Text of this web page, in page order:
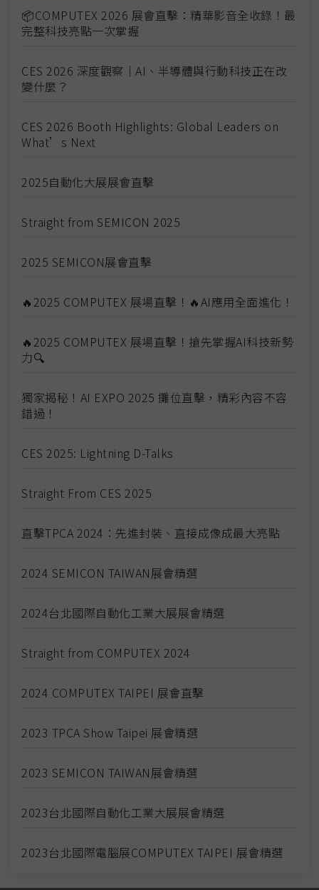
📦COMPUTEX 2026 展會直擊：精華影音全收錄！最
完整科技亮點一次掌握
CES 2026 深度觀察｜AI、半導體與行動科技正在改
變什麼？
CES 2026 Booth Highlights: Global Leaders on
What’s Next
2025自動化大展展會直擊
Straight from SEMICON 2025
2025 SEMICON展會直擊
🔥2025 COMPUTEX 展場直擊！🔥AI應用全面進化！
🔥2025 COMPUTEX 展場直擊！搶先掌握AI科技新勢
力🔍
獨家揭秘！AI EXPO 2025 攤位直擊，精彩內容不容
錯過！
CES 2025: Lightning D-Talks
Straight From CES 2025
直擊TPCA 2024：先進封裝、直接成像成最大亮點
2024 SEMICON TAIWAN展會精選
2024台北國際自動化工業大展展會精選
Straight from COMPUTEX 2024
2024 COMPUTEX TAIPEI 展會直擊
2023 TPCA Show Taipei 展會精選
2023 SEMICON TAIWAN展會精選
2023台北國際自動化工業大展展會精選
2023台北國際電腦展COMPUTEX TAIPEI 展會精選